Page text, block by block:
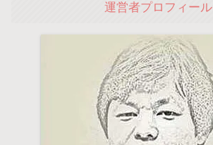
運営者プロフィール